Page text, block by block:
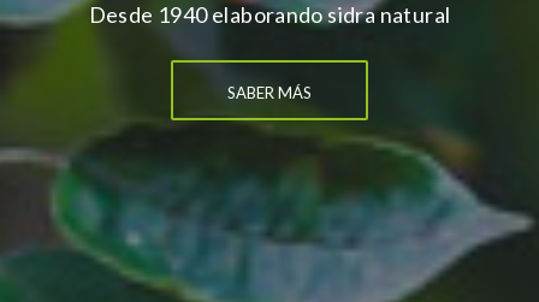
Desde 1940 elaborando sidra natural
SABER MÁS